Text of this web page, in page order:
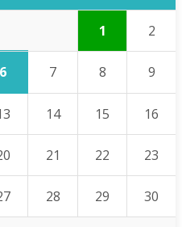
1 2
6 7 8 9
14 15 16
21 22 23
28 29 30